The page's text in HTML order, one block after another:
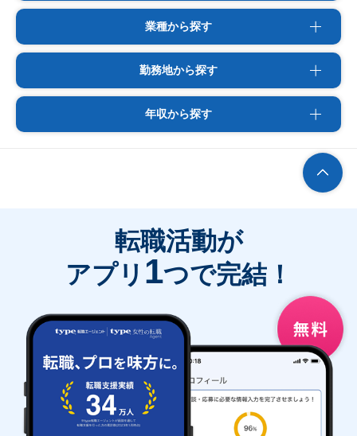
業種から探す
勤務地から探す
年収から探す
転職活動が
アプリ 1つで完結！